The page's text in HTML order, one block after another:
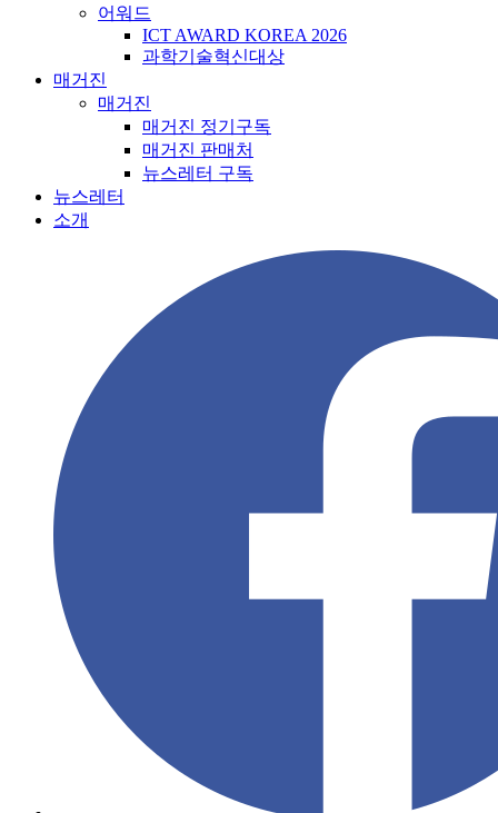
어워드
ICT AWARD KOREA 2026
과학기술혁신대상
매거진
매거진
매거진 정기구독
매거진 판매처
뉴스레터 구독
뉴스레터
소개